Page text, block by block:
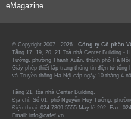
eMagazine
© Copyright 2007 - 2026 - Công ty Cổ phần
Tầng 17, 19, 20, 21 Toà nhà Center Building -
Tưởng, phường Thanh Xuân, thành phố Hà Nội
Giấy phép thiết lập trang thông tin điện tử
và Truyền thông Hà Nội cấp ngày 10 tháng 4
Tầng 21, tòa nhà Center Building.
Địa chỉ: Số 01, phố Nguyễn Huy Tưởng,
Điện thoại: 024 7309 5555 Máy lẻ 292. Fax:
Email: info@cafef.vn